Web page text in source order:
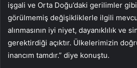
işgali ve Orta Doğu’daki gerilimler
görülmemiş değişikliklerle ilgili
alınmasının iyi niyet, dayanıklılık ve
gerektirdiği açıktır. Ülkelerimizin
inancım tamdır.” diye konuştu.